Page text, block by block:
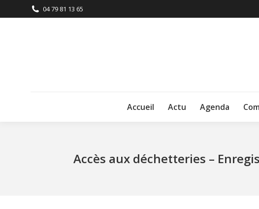
04 79 81 13 65
Accueil Actu Agenda
Accès aux déchetteries –